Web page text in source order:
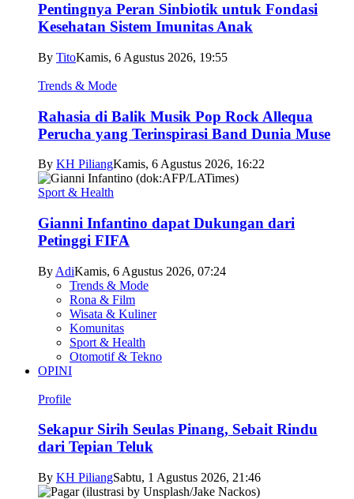
Pentingnya Peran Sinbiotik untuk Fondasi
Kesehatan Sistem Imunitas Anak
By TitoKamis, 6 Agustus 2026, 19:55
Trends & Mode
Rahasia di Balik Musik Pop Rock Allequa
Perucha yang Terinspirasi Band Dunia Muse
By KH PiliangKamis, 6 Agustus 2026, 16:22
Sport & Health
Gianni Infantino dapat Dukungan dari
Petinggi FIFA
By AdiKamis, 6 Agustus 2026, 07:24
Trends & Mode
Rona & Film
Wisata & Kuliner
Komunitas
Sport & Health
Otomotif & Tekno
OPINI
Profile
Sekapur Sirih Seulas Pinang, Sebait Rindu
dari Tepian Teluk
By KH PiliangSabtu, 1 Agustus 2026, 21:46